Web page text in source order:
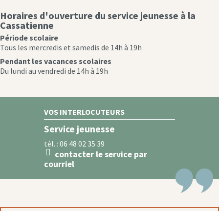
Horaires d'ouverture du service jeunesse à la
Cassatienne
Période scolaire
Tous les mercredis et samedis de 14h à 19h
Pendant les vacances scolaires
Du lundi au vendredi de 14h à 19h
VOS INTERLOCUTEURS
Service jeunesse
tél. : 06 48 02 35 39
message
icon
contacter le service par
courriel